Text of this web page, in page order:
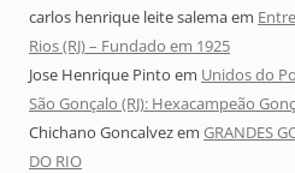
carlos henrique leite salemaem
Rios (RJ) – Fundado em 1925
Jose Henrique Pinto em Unidos do
São Gonçalo (RJ): Hexacampeão
Chichano Goncalvezem GRANDES
DO RIO